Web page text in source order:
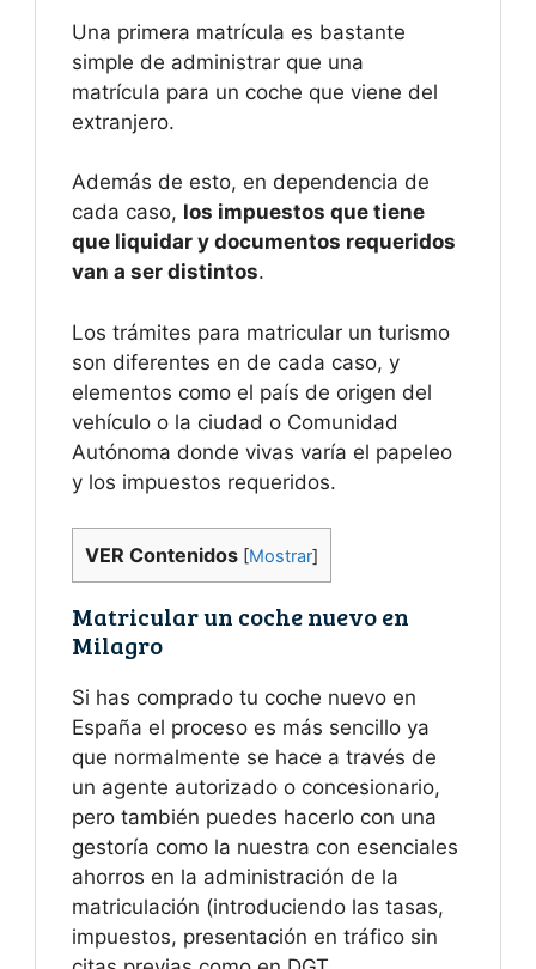
Una primera matrícula es bastante
simple de administrar que una
matrícula para un coche que viene del
extranjero.
Además de esto, en dependencia de
cada caso, los impuestos que tiene
que liquidar y documentos requeridos
van a ser distintos.
Los trámites para matricular un turismo
son diferentes en de cada caso, y
elementos como el país de origen del
vehículo o la ciudad o Comunidad
Autónoma donde vivas varía el papeleo
y los impuestos requeridos.
VER Contenidos [Mostrar]
Matricular un coche nuevo en
Milagro
Si has comprado tu coche nuevo en
España el proceso es más sencillo ya
que normalmente se hace a través de
un agente autorizado o concesionario,
pero también puedes hacerlo con una
gestoría como la nuestra con esenciales
ahorros en la administración de la
matriculación (introduciendo las tasas,
impuestos, presentación en tráfico sin